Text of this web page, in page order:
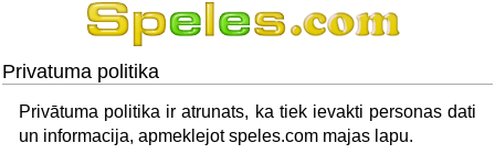
Privatuma politika
Privātuma politika ir atrunats, ka tiek ievakti personas dati
un informacija, apmeklejot speles.com majas lapu.